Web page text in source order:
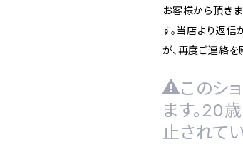
お客様から頂き
す。当店より返
が、再度ご連絡を
このシ
ます。20
止されてい